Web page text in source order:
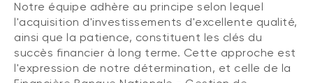
Notre équipe adhère au principe selon lequel
l'acquisition d'investissements d'excellente qualité,
ainsi que la patience, constituent les clés du
succès financier à long terme. Cette approche est
l'expression de notre détermination, et celle de la